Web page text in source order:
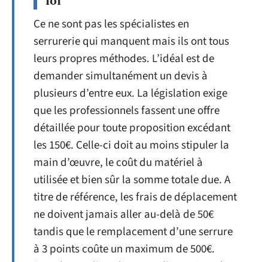
Ce ne sont pas les spécialistes en
serrurerie qui manquent mais ils ont tous
leurs propres méthodes. L’idéal est de
demander simultanément un devis à
plusieurs d’entre eux. La législation exige
que les professionnels fassent une offre
détaillée pour toute proposition excédant
les 150€. Celle-ci doit au moins stipuler la
main d’œuvre, le coût du matériel à
utilisée et bien sûr la somme totale due. A
titre de référence, les frais de déplacement
ne doivent jamais aller au-delà de 50€
tandis que le remplacement d’une serrure
à 3 points coûte un maximum de 500€.